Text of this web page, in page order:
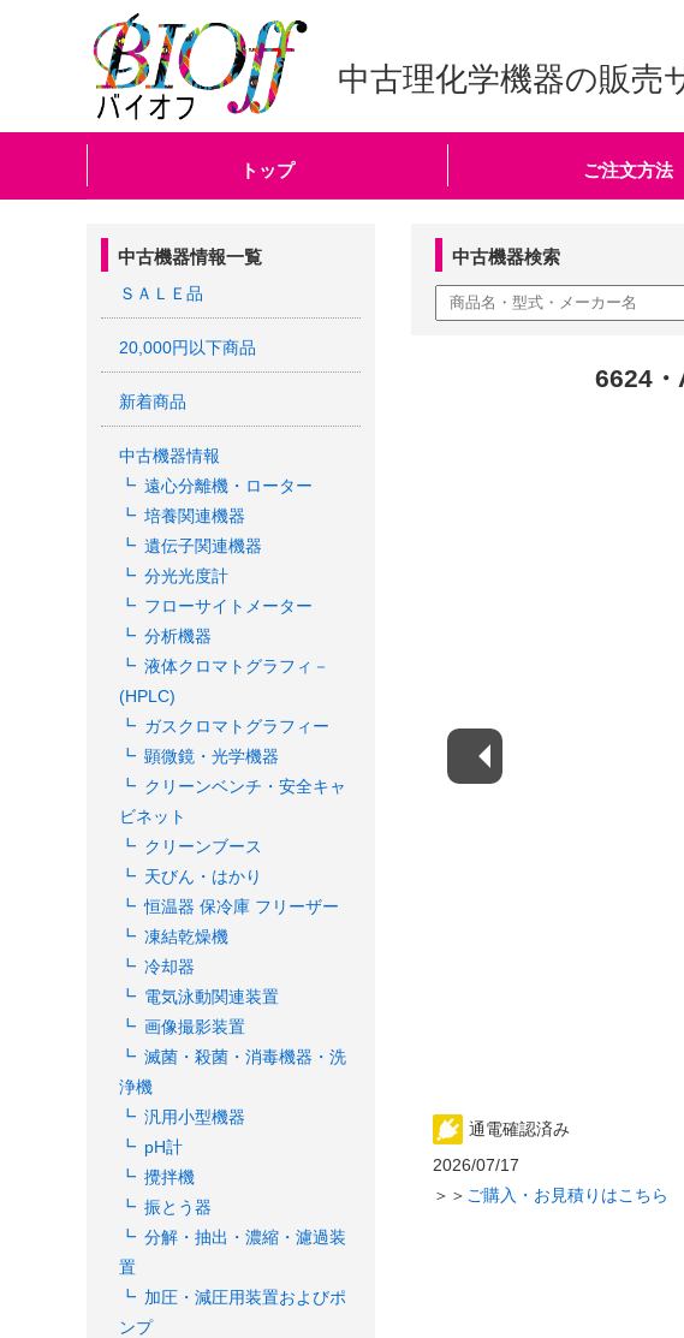
中古理化学機器の販売
トップ ご注文方法
中古機器情報一覧
ＳＡＬＥ品
20,000円以下商品
新着商品
中古機器情報
遠心分離機・ローター
培養関連機器
遺伝子関連機器
分光光度計
フローサイトメーター
分析機器
液体クロマトグラフィ－
(HPLC)
ガスクロマトグラフィー
顕微鏡・光学機器
クリーンベンチ・安全キャ
ビネット
クリーンブース
天びん・はかり
恒温器 保冷庫 フリーザー
凍結乾燥機
冷却器
電気泳動関連装置
画像撮影装置
滅菌・殺菌・消毒機器・洗
浄機
汎用小型機器
pH計
攪拌機
振とう器
分解・抽出・濃縮・濾過装
置
加圧・減圧用装置およびポ
ンプ
中古機器検索
6624
通電確認済み
2026/07/17
＞＞ ご購入・お見積りはこちら